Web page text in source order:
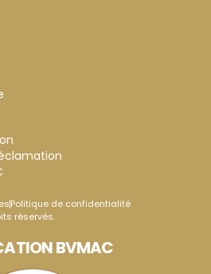
Politique de confidentialité
réservés.
BVMAC